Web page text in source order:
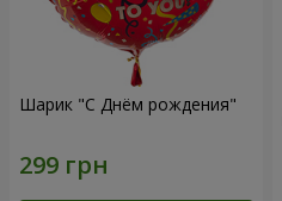
Шарик "С Днём рождения"